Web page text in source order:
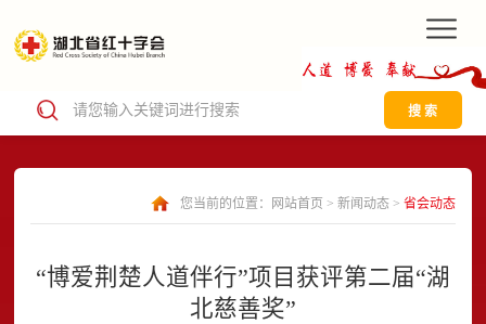
搜 索
您当前的位置： 网站首页 > 新闻动态> 省会动态
“博爱荆楚人道伴行”项目获评第二届“湖
北慈善奖”